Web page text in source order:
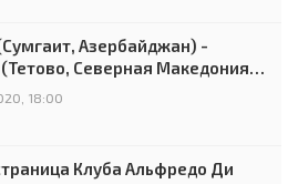
Азербайджан) -
Северная Македония) -
18:00
Клуба Альфредо Ди